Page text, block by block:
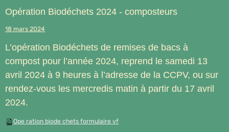
Opération Biodéchets 2024 - composteurs
18 mars 2024
L’opération Biodéchets de remises de bacs à
compost pour l’année 2024, reprend le samedi 13
avril 2024 à 9 heures à l’adresse de la CCPV, ou sur
rendez-vous les mercredis matin à partir du 17 avril
2024.
Ope ration biode chets formulaire vf